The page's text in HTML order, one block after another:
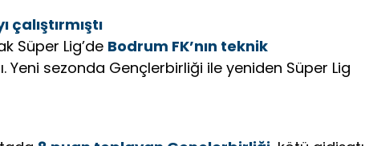
çalıştırmıştı
Süper Lig’de Bodrum FK’nın teknik
Yeni sezonda Gençlerbirliği ile yeniden Süper Lig